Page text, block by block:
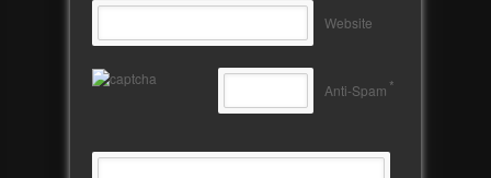
Website
Anti-Spam *